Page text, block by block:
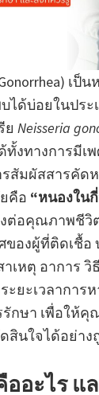
เป็
ได้บ่อยในประ
ย Neisseria
ทั้งทางการมีเ
สัมผัสสารคัด
คือ “หนองใน
ต่อคุณภาพชีวิ
ของผู้ที่ติดเชื้
เหตุ อาการ
ะยะเวลาการ
รักษา เพื่อให้
สินใจได้อย่าง
ออะไร แ